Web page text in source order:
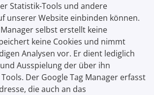
Statistik-Tools und andere
unserer Website einbinden können.
selbst erstellt keine
keine Cookies und nimmt
Analysen vor. Er dient lediglich
Ausspielung der über ihn
Der Google Tag Manager erfasst
die auch an das